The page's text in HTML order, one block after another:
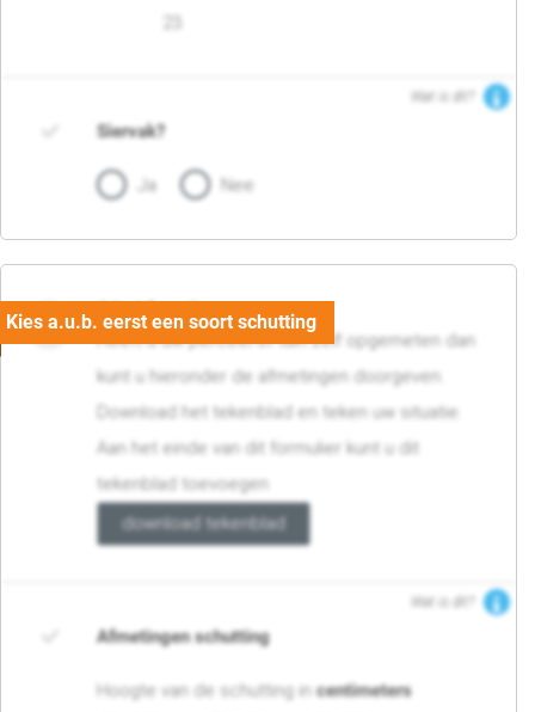
Wat is dit?
Siervak?
Ja Nee
04. Afmetingen
Heeft u uw perceel of tuin zelf opgemeten dan
kunt u hieronder de afmetingen doorgeven.
Download het tekenblad en teken uw situatie.
Aan het einde van dit formulier kunt u dit
tekenblad toevoegen
download tekenblad
Wat is dit?
Afmetingen schutting
Hoogte van de schutting incentimeters